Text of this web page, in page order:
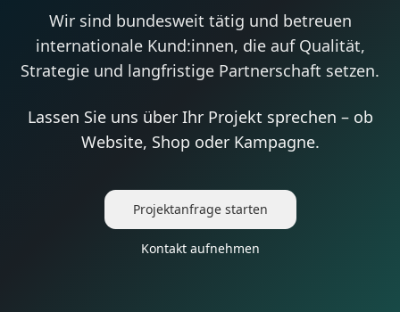
Wir sind bundesweit tätig und betreuen
internationale Kund:innen, die auf Qualität,
Strategie und langfristige Partnerschaft setzen.
Lassen Sie uns über Ihr Projekt sprechen – ob
Website, Shop oder Kampagne.
Projektanfrage starten
Kontakt aufnehmen